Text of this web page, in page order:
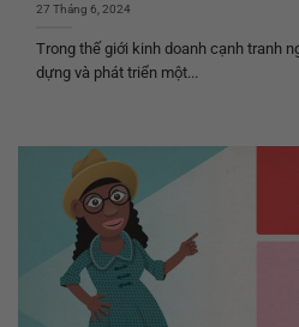
27 Tháng 6, 2024
Trong thế giới kinh doanh cạnh tranh
dựng và phát triển một...